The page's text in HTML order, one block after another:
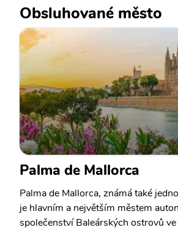
Obsluhované město
Palma de Mallorca
Palma de Mallorca, známá také
je hlavním a největším městem
společenství Baleárských ostrovů